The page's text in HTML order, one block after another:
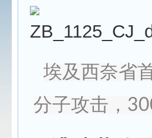
埃及西奈省
分子攻击，